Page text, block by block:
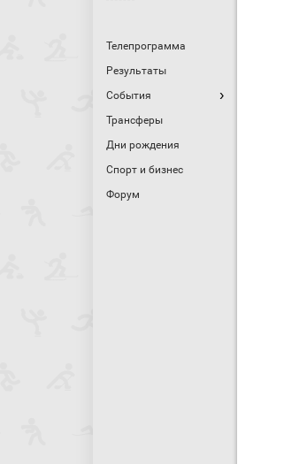
Телепрограмма
Результаты
События
Трансферы
Дни рождения
Спорт и бизнес
Форум